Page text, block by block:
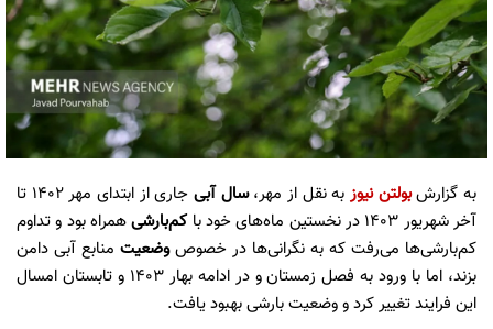
به گزارش بولتن نیوز به نقل از مهر،سال آبی
جاری از ابتدای مهر ۱۴۰۲ تا
آخر شهریور ۱۴۰۳ در نخستین ماه‌های خود با
کم‌بارشیهمراه بود و تداوم
کم‌بارشی‌ها می‌رفت که به نگرانی‌ها در خصوصوضعیت منابع آبی دامن
بزند، اما با ورود به فصل زمستان و در ادامه بهار ۱۴۰۳ و تابستان امسال
این فرایند تغییر کرد و وضعیت بارشی بهبود یافت.